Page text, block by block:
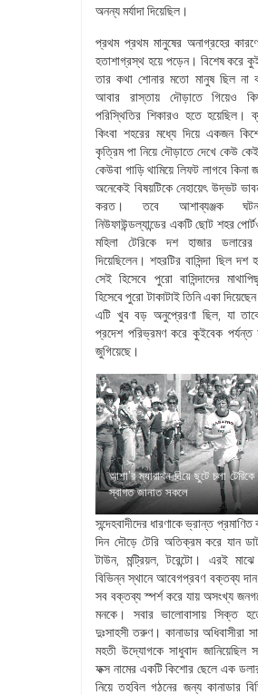
অনন্য মর্যাদা দিয়েছিল।
প্রথম প্রথম মানুষের অনাগ্রহের
হতাশাগ্রস্থ হয়ে পড়েন। বিশেষ করে
তার কথা শোনার মতো মানুষ ছিল না
আবার রাস্তায় দৌড়াতে গিয়েও
পরিস্থিতির শিকারও হতে হয়েছিল।
কিংবা শহরের মধ্যে দিয়ে একজন
কৃত্রিম পা নিয়ে দৌড়াতে দেখে কেউ কেই
কেউবা গাড়ি থামিয়ে লিফট লাগবে কিনা
অনেকেই বিষয়টিকে নেহায়েৎ উদ্ভট
করত। তবে আশাব্যঞ্জক
নিউফাউন্ডল্যান্ডের একটি ছোট শহর
মহিলা টেরিকে দশ হাজার
দিয়েছিলেন। শহরটির বাসিন্দা ছিল দশ
সেই হিসেবে পুরো বাসিন্দাদের
হিসেবে পুরো টাকাটাই তিনি একা
এটি খুব বড় অনুপ্রেরণা ছিল, যা
প্রদেশ পরিভ্রমণ করে কুইবেক
জুগিয়েছে।
আশা’র ম্যারাথন নিয়ে ছুটে চলা
স্বাগত জানাত সকলে
সন্দেহবাদীদের ধারণাকে ভ্রান্ত
দিন দৌড়ে টেরি অতিক্রম করে যান
টাউন, মন্ট্রিয়ল, টরেন্টো। এরই
বিভিন্ন স্থানে আবেগপ্রবণ বক্তব্য
সব বক্তব্য স্পর্শ করে যায় অসংখ্য
মনকে। সবার ভালোবাসায় সিক্ত
দুঃসাহসী তরুণ। কানাডার অধিবাসীরা
মহতী উদ্যোগকে সাধুবাদ জানিয়েছিল
ফক্স নামের একটি কিশোর ছেলে এক
নিয়ে তহবিল গঠনের জন্য কানাডার